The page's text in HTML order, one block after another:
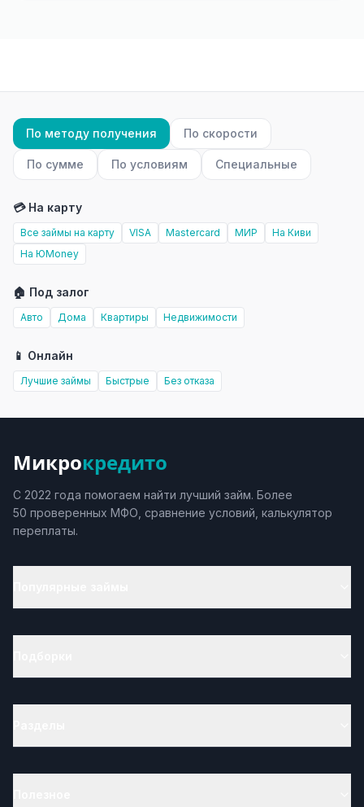
По методу получения По скорости
По сумме По условиям Специальные
💳 На карту
Все займы на карту VISA Mastercard МИР
На Киви
На ЮMoney
🏠 Под залог
Авто Дома Квартиры Недвижимости
📱 Онлайн
Лучшие займы Быстрые Без отказа
Микрокредито
С 2022 года помогаем найти лучший займ. Более
50 проверенных МФО, сравнение условий, калькулятор
переплаты.